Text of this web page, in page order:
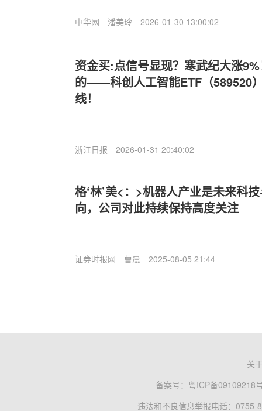
中华网 潘美玲 2026-01-30 13:00:02
资金买:点信号显现？寒武纪大涨
的——科创人工智能ETF（589520
线！
浙江日报 2026-01-31 20:40:02
格‘林’美<：>机器人产业是未来科
向，公司对此持续保持高度关注
证券时报网 曹晨 2025-08-05 21:44
关
备案号： 粤ICP备09109218
违法和不良信息举报电话：0755-